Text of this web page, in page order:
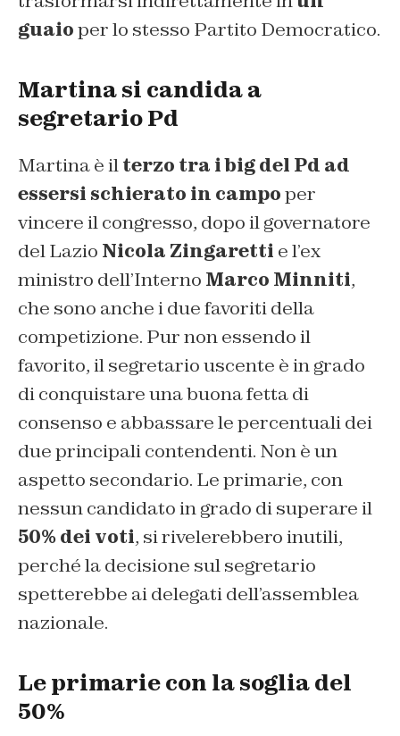
guaioper lo stesso Partito Democratico.
Martina si candida a
segretario Pd
Martina è ilterzo tra i big del Pd ad
essersi schierato in campoper
vincere il congresso, dopo il governatore
del Lazio Nicola Zingaretti e l’ex
ministro dell’Interno Marco Minniti,
che sono anche i due favoriti della
competizione. Pur non essendo il
favorito, il segretario uscente è in grado
di conquistare una buona fetta di
consenso e abbassare le percentuali dei
due principali contendenti. Non è un
aspetto secondario. Le primarie, con
nessun candidato in grado di superare il
50% dei voti, si rivelerebbero inutili,
perché la decisione sul segretario
spetterebbe ai delegati dell’assemblea
nazionale.
Le primarie con la soglia del
50%